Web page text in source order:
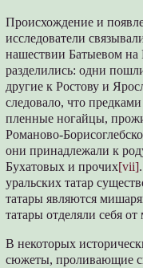
Происхождение и
исследователи
нашествии Батыевом на
разделились: одни
другие к Ростову и
следовало, что
пленные ногайцы,
Романово-
они принадлежали к
Бухатовых и прочих[vii]
уральских татар
татары являются
татары отделяли себя
В некоторых
сюжеты, проливающие